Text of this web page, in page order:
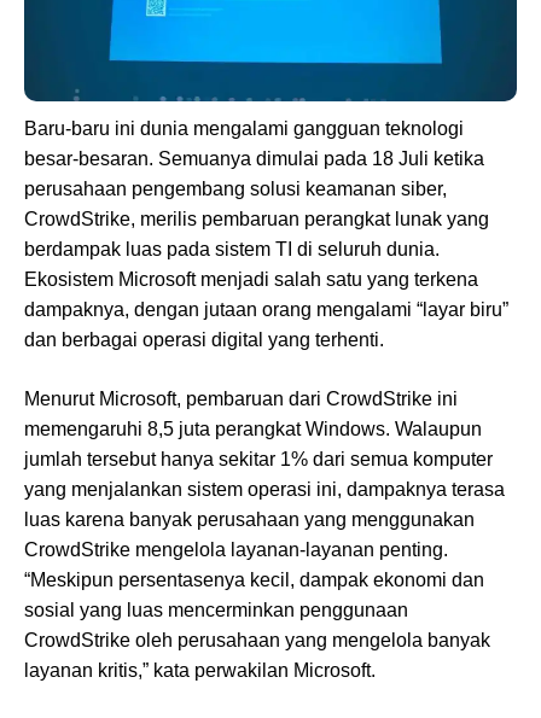
Baru-baru ini dunia mengalami gangguan teknologi
besar-besaran. Semuanya dimulai pada 18 Juli ketika
perusahaan pengembang solusi keamanan siber,
CrowdStrike, merilis pembaruan perangkat lunak yang
berdampak luas pada sistem TI di seluruh dunia.
Ekosistem Microsoft menjadi salah satu yang terkena
dampaknya, dengan jutaan orang mengalami “layar biru”
dan berbagai operasi digital yang terhenti.
Menurut Microsoft, pembaruan dari CrowdStrike ini
memengaruhi 8,5 juta perangkat Windows. Walaupun
jumlah tersebut hanya sekitar 1% dari semua komputer
yang menjalankan sistem operasi ini, dampaknya terasa
luas karena banyak perusahaan yang menggunakan
CrowdStrike mengelola layanan-layanan penting.
“Meskipun persentasenya kecil, dampak ekonomi dan
sosial yang luas mencerminkan penggunaan
CrowdStrike oleh perusahaan yang mengelola banyak
layanan kritis,” kata perwakilan Microsoft.